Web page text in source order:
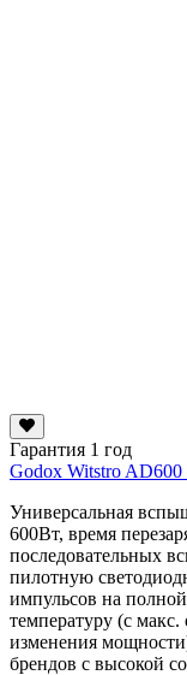
Гарантия 1 год
Godox Witstro
Универсальная
600Вт, время
последовательных
пилотную
импульсов на
температуру (с
изменения
брендов с высокой